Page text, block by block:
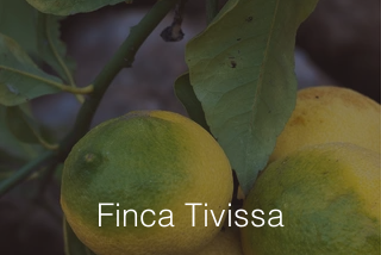
Finca Tivissa